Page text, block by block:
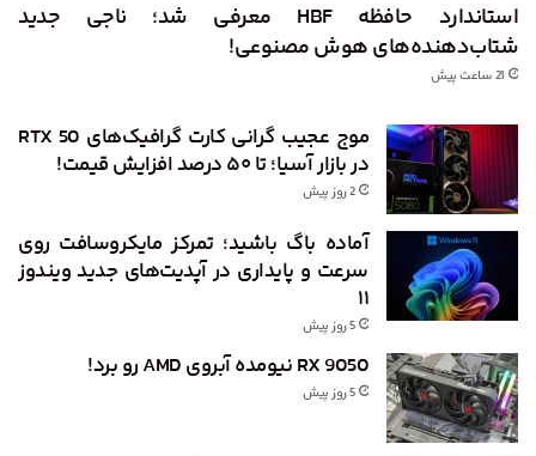
استاندارد حافظه HBF معرفی شد؛ ناجی جدید
شتاب‌دهنده‌های هوش مصنوعی!
21 ساعت پیش
موج عجیب گرانی کارت گرافیک‌های RTX 50
در بازار آسیا؛ تا ۵۰ درصد افزایش قیمت!
2 روز پیش
آماده باگ باشید؛ تمرکز مایکروسافت روی
سرعت و پایداری در آپدیت‌های جدید ویندوز
۱۱
5 روز پیش
RX 9050 نیومده آبروی AMD رو برد!
5 روز پیش